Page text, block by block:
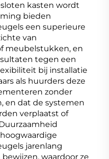
kasten wordt
bieden
een superieure
van
meubelstukken, en
tegen een
bij installatie
als huurders deze
zonder
en dat de systemen
verplaatst of
jarenlang
waardoor ze